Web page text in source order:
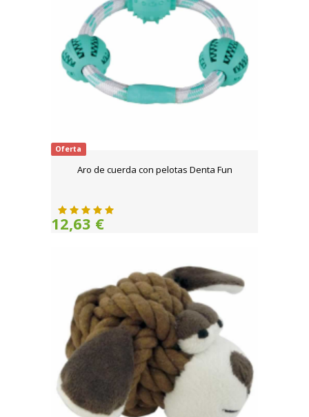
Oferta
Aro de cuerda con pelotas Denta Fun
12,63 €